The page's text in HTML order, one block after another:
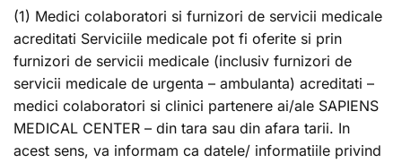
(1) Medici colaboratori si furnizori de servicii medicale
acreditati Serviciile medicale pot fi oferite si prin
furnizori de servicii medicale (inclusiv furnizori de
servicii medicale de urgenta – ambulanta) acreditati –
medici colaboratori si clinici partenere ai/ale SAPIENS
MEDICAL CENTER – din tara sau din afara tarii. In
acest sens, va informam ca datele/ informatiile privind